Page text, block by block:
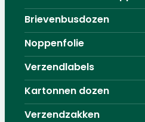
Brievenbusdozen
Noppenfolie
Verzendlabels
Kartonnen dozen
Verzendzakken